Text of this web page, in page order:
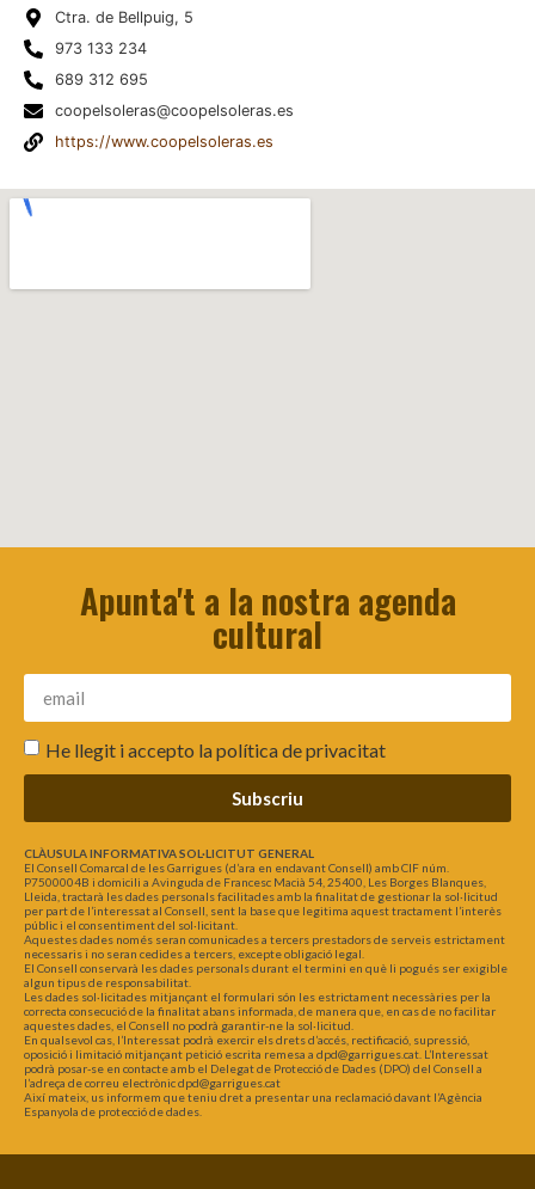
Ctra. de Bellpuig, 5
973 133 234
689 312 695
coopelsoleras@coopelsoleras.es
https://www.coopelsoleras.es
Apunta't a la nostra agenda
cultural
He llegit i accepto lapolítica de privacitat
Subscriu
CLÀUSULA INFORMATIVA SOL·LICITUT GENERAL
El Consell Comarcal de les Garrigues (d’ara en endavant Consell) amb CIF núm.
P7500004B i domicili a Avinguda de Francesc Macià 54, 25400, Les Borges Blanques,
Lleida, tractarà les dades personals facilitades amb la finalitat de gestionar la sol·licitud
per part de l’interessat al Consell, sent la base que legitima aquest tractament l’interès
públic i el consentiment del sol·licitant.
Aquestes dades només seran comunicades a tercers prestadors de serveis estrictament
necessaris i no seran cedides a tercers, excepte obligació legal.
El Consell conservarà les dades personals durant el termini en què li pogués ser exigible
algun tipus de responsabilitat.
Les dades sol·licitades mitjançant el formulari són les estrictament necessàries per la
correcta consecució de la finalitat abans informada, de manera que, en cas de no facilitar
aquestes dades, el Consell no podrà garantir-ne la sol·licitud.
En qualsevol cas, l’Interessat podrà exercir els drets d’accés, rectificació, supressió,
oposició i limitació mitjançant petició escrita remesa a dpd@garrigues.cat. L’Interessat
podrà posar-se en contacte amb el Delegat de Protecció de Dades (DPO) del Consell a
l’adreça de correu electrònic dpd@garrigues.cat
Així mateix, us informem que teniu dret a presentar una reclamació davant l’Agència
Espanyola de protecció de dades.